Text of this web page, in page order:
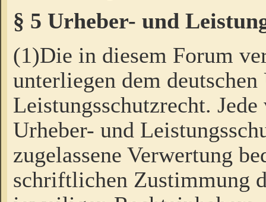
§ 5 Urheber- und
(1)Die in diesem Forum
unterliegen dem
Leistungsschutzrecht.
Urheber- und
zugelassene Verwertung
schriftlichen Zustimmung